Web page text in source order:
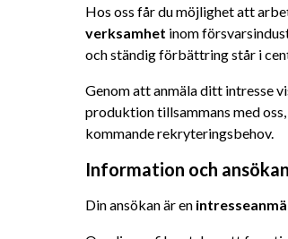
Hos oss får du möjlighet att
verksamhet inom
och ständig förbättring står i
Genom att anmäla ditt intresse
produktion tillsammans med
kommande rekryteringsbehov.
Information och ansökan
Din ansökan är en